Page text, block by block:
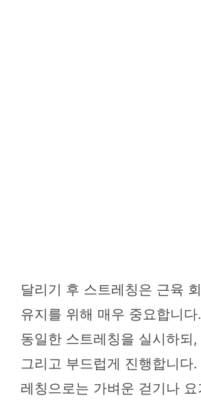
달리기 후 스트레칭은 근육
유지를 위해 매우 중요합니
동일한 스트레칭을 실시하되,
그리고 부드럽게 진행합니다
레칭으로는 가벼운 걷기나 요